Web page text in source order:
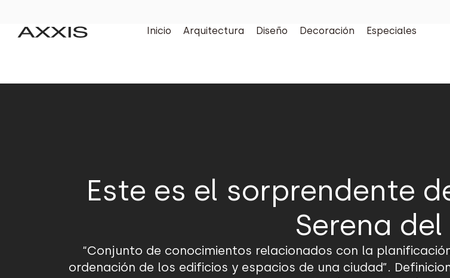
Inicio Arquitectura Diseño Decoración Especiales
Este es el sorprendente
Serena
“Conjunto de conocimientos relacionados con la
ordenación de los edificios y espacios de una ciudad”.